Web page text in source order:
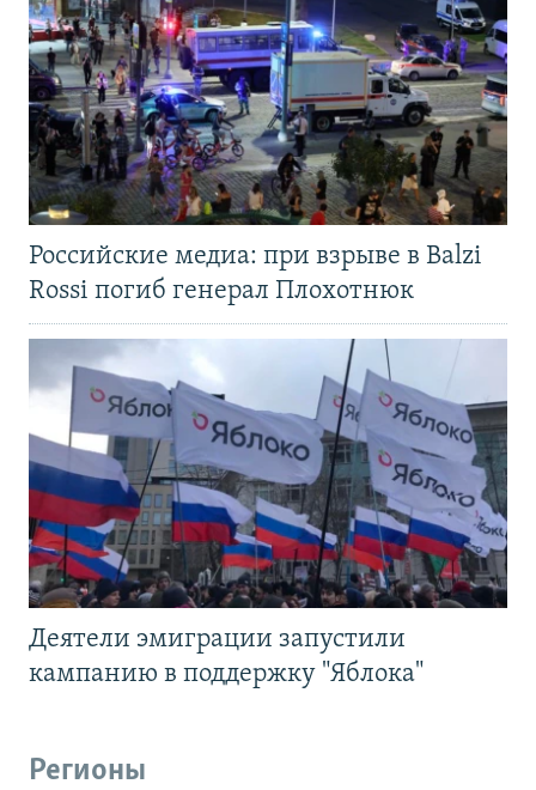
Российские медиа: при взрыве в Balzi
Rossi погиб генерал Плохотнюк
Деятели эмиграции запустили
кампанию в поддержку "Яблока"
Регионы